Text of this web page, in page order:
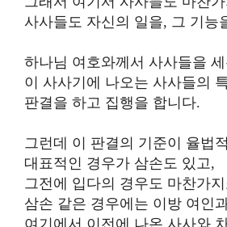
사사들도 자신의 일을, 그 기능
하나님 여호와께서 사사들을
이 사사기에 나오는 사사들의
판결을 하고 집행을 합니다.
그런데 이 판결의 기준이 율법
대표적인 경우가 삼손도 있고,
그전에 입다의 경우도 마찬가
삼손 같은 경우에는 이방 여인
여기에서 이전에 나온 사사와